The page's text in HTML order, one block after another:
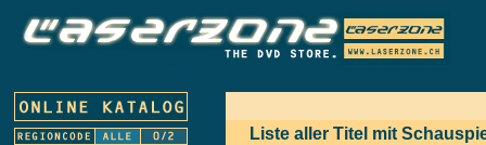
Liste aller Titel mit